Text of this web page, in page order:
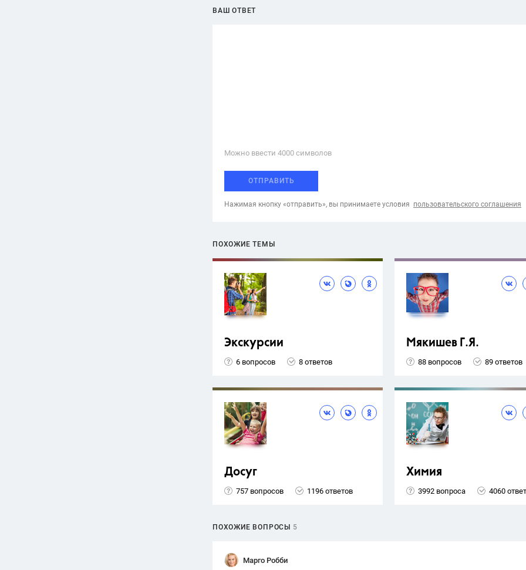
ВАШ ОТВЕТ
Можно ввести 4000 cимволов
ОТПРАВИТЬ
Нажимая кнопку «отправить», вы принимаете условия пользовательского соглашения
ПОХОЖИЕ ТЕМЫ
Экскурсии
6 вопросов 8 ответов
Мякишев Г.Я.
88 вопросов 89 ответов
Досуг
757 вопросов 1196 ответов
Химия
3992 вопроса 4060
ПОХОЖИЕ ВОПРОСЫ 5
Марго Робби